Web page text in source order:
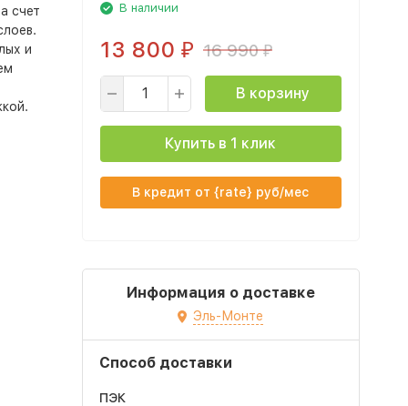
счет
и
В наличии
13 800 ₽ 16 990₽
В корзину
Купить в 1 клик
В кредит от {rate} руб/мес
Информация о доставке
Эль-Монте
Способ доставки
ПЭК